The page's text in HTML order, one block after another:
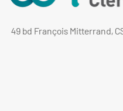
49 bd François Mitterrand,